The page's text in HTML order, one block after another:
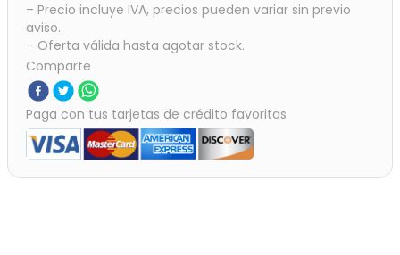
– Precio incluye IVA, precios pueden variar sin previo
aviso.
– Oferta válida hasta agotar stock.
Comparte
Paga con tus tarjetas de crédito favoritas